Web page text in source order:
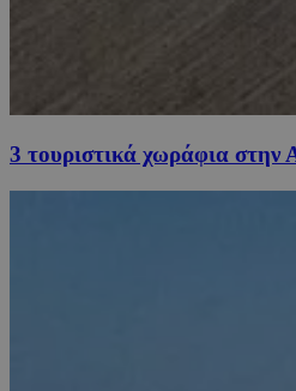
3 τουριστικά χωράφια στην